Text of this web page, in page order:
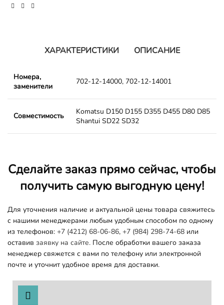
ХАРАКТЕРИСТИКИ ОПИСАНИЕ
Номера,
заменители
702-12-14000, 702-12-14001
Совместимость
Komatsu D150 D155 D355 D455 D80 D85
Shantui SD22 SD32
Сделайте заказ прямо сейчас, чтобы
получить самую выгодную цену!
Для уточнения наличие и актуальной цены товара свяжитесь
с нашими менеджерами любым удобным способом по одному
из телефонов: +7 (4212) 68-06-86, +7 (984) 298-74-68 или
оставив заявку на сайте. После обработки вашего заказа
менеджер свяжется с вами по телефону или электронной
почте и уточнит удобное время для доставки.